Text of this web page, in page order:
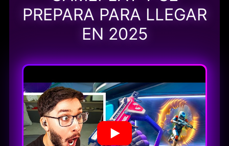
PREPARA PARA LLEGAR
EN 2025